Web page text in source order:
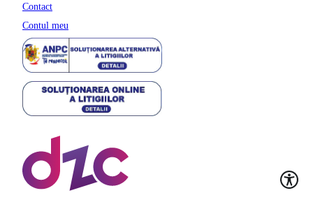
Contact
Contul meu